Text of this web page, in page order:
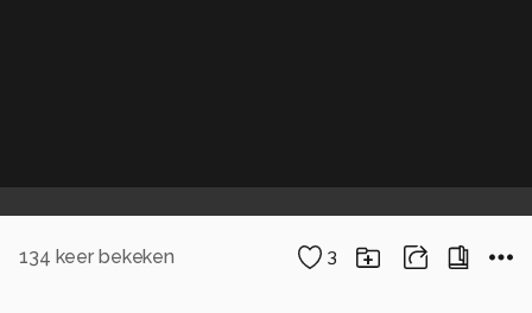
134 keer bekeken 3